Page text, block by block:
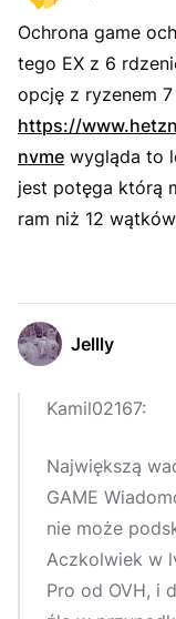
Ochrona game
tego EX z 6
opcję z ryzenem
https://
nvme wygląda to
jest potęga którą
ram niż 12
Jellly
Kamil02167:
Największą
GAME
nie może
Aczkolwiek w
Pro od OVH, i